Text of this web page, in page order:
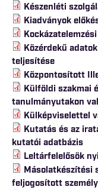
Készenléti
Kiadványok
Közérdekű
teljesítése
Központosított
Külföldi szakmai
tanulmányutakon
Külképviselettel
Kutatás és az
kutatói adatbázis
Leltárfelelősök
Másolatkészítési
feljogosított